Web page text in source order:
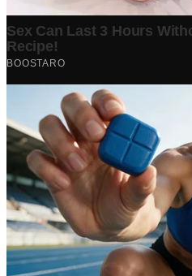
Berita Terpopuler
Surat Somasi Penyerobotan
Dengan Penjelasannya!
Tech·2 years ago